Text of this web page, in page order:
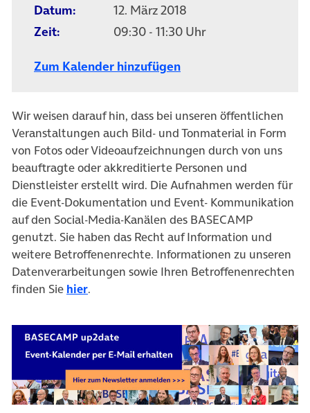
Datum:
12. März 2018
Zeit:
09:30 - 11:30 Uhr
Zum Kalender hinzufügen
Wir weisen darauf hin, dass bei unseren öffentlichen
Veranstaltungen auch Bild- und Tonmaterial in Form
von Fotos oder Videoaufzeichnungen durch von uns
beauftragte oder akkreditierte Personen und
Dienstleister erstellt wird. Die Aufnahmen werden für
die Event-Dokumentation und Event- Kommunikation
auf den Social-Media-Kanälen des BASECAMP
genutzt. Sie haben das Recht auf Information und
weitere Betroffenenrechte. Informationen zu unseren
Datenverarbeitungen sowie Ihren Betroffenenrechten
finden Sie hier.